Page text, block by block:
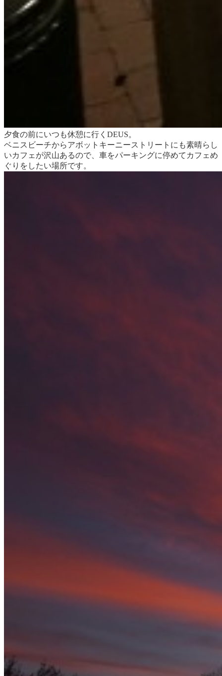
夕食の前にいつも休憩に行くDEUS。
ベニスビーチからアボットキーニーストリートにも素晴らし
いカフェが沢山あるので、車をパーキングに停めてカフェめ
ぐりをしたい場所です。